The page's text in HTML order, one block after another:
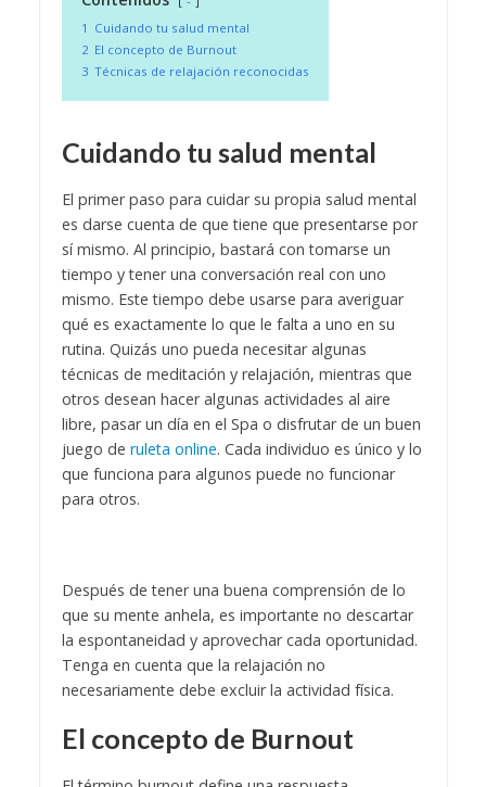
1 Cuidando tu salud mental
2 El concepto de Burnout
3 Técnicas de relajación reconocidas
Cuidando tu salud mental
El primer paso para cuidar su propia salud mental
es darse cuenta de que tiene que presentarse por
sí mismo. Al principio, bastará con tomarse un
tiempo y tener una conversación real con uno
mismo. Este tiempo debe usarse para averiguar
qué es exactamente lo que le falta a uno en su
rutina. Quizás uno pueda necesitar algunas
técnicas de meditación y relajación, mientras que
otros desean hacer algunas actividades al aire
libre, pasar un día en el Spa o disfrutar de un buen
juego de ruleta online. Cada individuo es único y lo
que funciona para algunos puede no funcionar
para otros.
Después de tener una buena comprensión de lo
que su mente anhela, es importante no descartar
la espontaneidad y aprovechar cada oportunidad.
Tenga en cuenta que la relajación no
necesariamente debe excluir la actividad física.
El concepto de Burnout